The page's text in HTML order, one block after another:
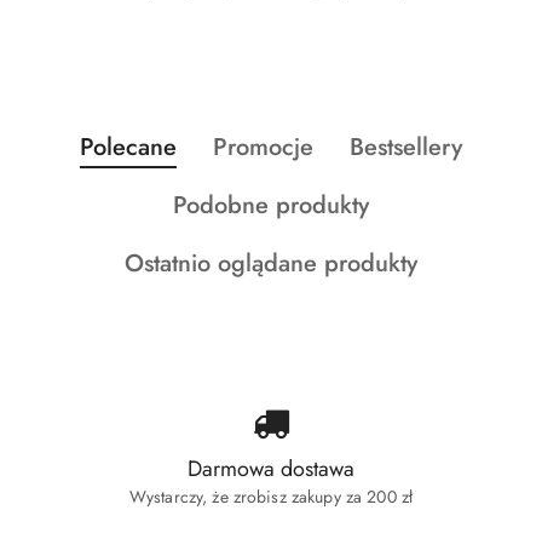
Pomiń karuzelę produktów
Produkty
o
Polecane
Produkty
statusie:
Promocje
Produkty
statusie:
Bestsellery
Produkty
statusie:
Podobne produkty
Produkty
Ostatnio oglądane produkty
Darmowa dostawa
Wystarczy, że zrobisz zakupy za 200 zł